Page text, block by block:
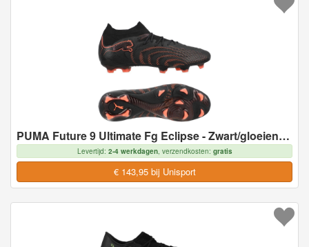
PUMA Future 9 Ultimate Fg Eclipse - Zwart/gloeiend Rood/strong Gray - Natuurgras (Fg), maat 44
Levertijd: 2-4 werkdagen, verzendkosten: gratis
€ 143,95 bij Unisport